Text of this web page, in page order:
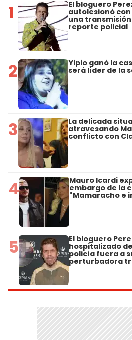
1 El bloguero
autolesionó
una
reporte policial
2 Yipio ganó la
será líder de la
3 La delicada
atravesando
conflicto con
4 Mauro Icardi
embargo de la
"Mamaracho e
5 El bloguero
hospitalizado
policía fuera a
perturbadora